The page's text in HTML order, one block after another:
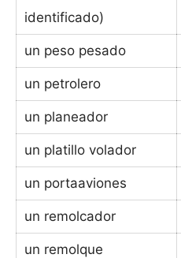
identificado)
un peso pesado
un petrolero
un planeador
un platillo volador
un portaaviones
un remolcador
un remolque